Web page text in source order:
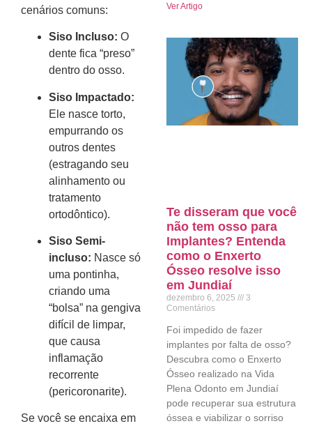
cenários comuns:
Siso Incluso: O
dente fica “preso”
dentro do osso.
Siso Impactado:
Ele nasce torto,
empurrando os
outros dentes
(estragando seu
alinhamento ou
tratamento
ortodôntico).
Siso Semi-
incluso: Nasce só
uma pontinha,
criando uma
“bolsa” na gengiva
difícil de limpar,
que causa
inflamação
recorrente
(pericoronarite).
Se você se encaixa em
Ver Artigo
Te disseram que você
não tem osso para
Implantes? Entenda
como o Enxerto
Ósseo resolve isso
em Jundiaí
dezembro 6, 2025
3
Comentários
Foi impedido de fazer
implantes por falta de osso?
Descubra como o Enxerto
Ósseo realizado na Vida
Plena Odonto em Jundiaí
pode recuperar sua estrutura
óssea e viabilizar o sorriso